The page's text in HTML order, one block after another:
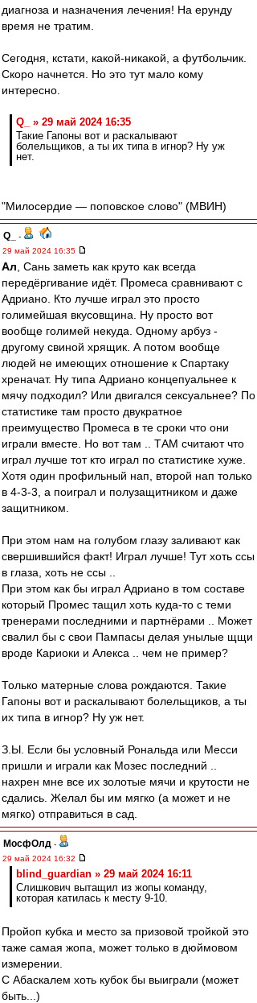
диагноза и назначения лечения! На ерунду
время не тратим.
Сегодня, кстати, какой-никакой, а футбольчик.
Скоро начнется. Но это тут мало кому
интересно.
Q_ » 29 май 2024 16:35
Такие Гапоны вот и раскалывают
болельщиков, а ты их типа в игнор? Ну уж
нет.
"Милосердие — поповское слово" (МВИН)
Q_
-
29 май 2024 16:35
Ал , Сань заметь как круто как всегда
передёргивание идёт. Промеса сравнивают с
Адриано. Кто лучше играл это просто
голимейшая вкусовщина. Ну просто вот
вообще голимей некуда. Одному арбуз -
другому свиной хрящик. А потом вообще
людей не имеющих отношение к Спартаку
хреначат. Ну типа Адриано концепуальнее к
мячу подходил? Или двигался сексуальнее? По
статистике там просто двукратное
преимущество Промеса в те сроки что они
играли вместе. Но вот там .. ТАМ считают что
играл лучше тот кто играл по статистике хуже.
Хотя один профильный нап, второй нап только
в 4-3-3, а поиграл и полузащитником и даже
защитником.
При этом нам на голубом глазу заливают как
свершившийся факт! Играл лучше! Тут хоть ссы
в глаза, хоть не ссы ..
При этом как бы играл Адриано в том составе
который Промес тащил хоть куда-то с теми
тренерами последними и партнёрами .. Может
свалил бы с свои Пампасы делая унылые щщи
вроде Кариоки и Алекса .. чем не пример?
Только матерные слова рождаются. Такие
Гапоны вот и раскалывают болельщиков, а ты
их типа в игнор? Ну уж нет.
З.Ы. Если бы условный Рональда или Месси
пришли и играли как Мозес последний ..
нахрен мне все их золотые мячи и крутости не
сдались. Желал бы им мягко (а может и не
мягко) отправиться в сад.
МосфОлд -
29 май 2024 16:32
blind_guardian » 29 май 2024 16:11
Слишкович вытащил из жопы команду,
которая катилась к месту 9-10.
Пройоп кубка и место за призовой тройкой это
таже самая жопа, может только в дюймовом
измерении.
С Абаскалем хоть кубок бы выиграли (может
быть...)